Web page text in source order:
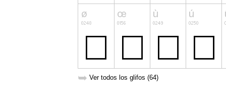
➥ Ver todos los glifos (64)